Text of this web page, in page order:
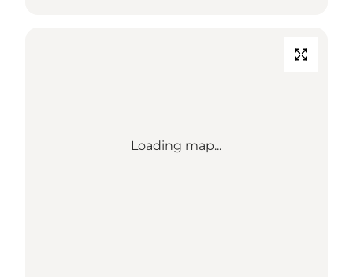
Loading map...